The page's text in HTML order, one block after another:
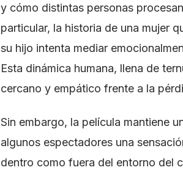
y cómo distintas personas
particular, la historia de una mujer
su hijo intenta mediar
Esta dinámica humana, llena de
cercano y empático frente a la
Sin embargo, la película mantiene
algunos espectadores una
dentro como fuera del entorno del